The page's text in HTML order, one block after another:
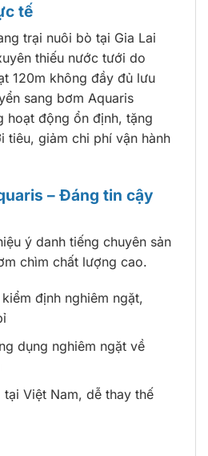
tế
trại nuôi bò tại Gia Lai
thiếu nước tưới do
120m không đầy đủ lưu
sang bơm Aquaris
hoạt động ổn định, tặng
tiêu, giảm chi phí vận hành
– Đáng tin cậy
ý danh tiếng chuyên sản
chìm chất lượng cao.
định nghiêm ngặt,
dụng nghiêm ngặt về
Việt Nam, dễ thay thế